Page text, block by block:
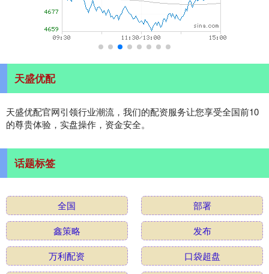
天盛优配
天盛优配官网引领行业潮流，我们的配资服务让您享受全国前10
的尊贵体验，实盘操作，资金安全。
话题标签
全国
部署
鑫策略
发布
万利配资
口袋超盘